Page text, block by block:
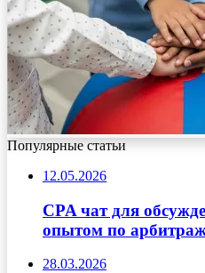
Популярные статьи
12.05.2026
CPA чат для
опытом по
28.03.2026